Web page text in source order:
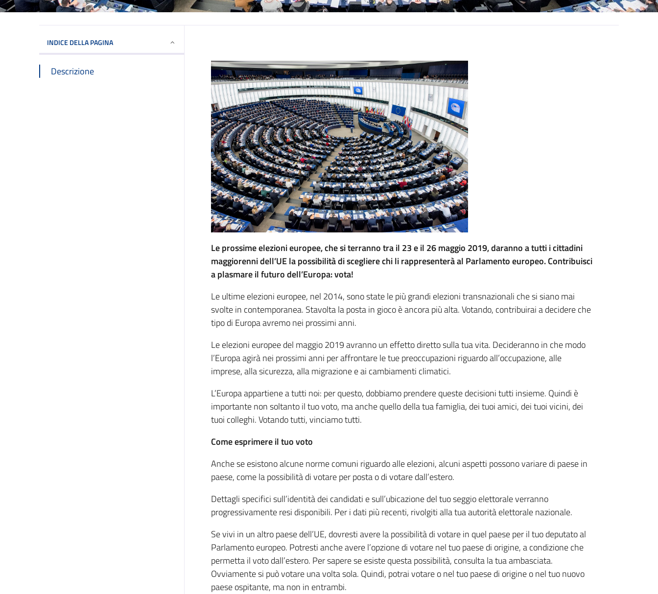
INDICE DELLA PAGINA
Descrizione
Le prossime elezioni europee, che si terranno tra il 23 e il 26 maggio 2019, daranno a tutti i cittadini
maggiorenni dell’UE la possibilità di scegliere chi li rappresenterà al Parlamento europeo. Contribuisci
a plasmare il futuro dell’Europa: vota!
Le ultime elezioni europee, nel 2014, sono state le più grandi elezioni transnazionali che si siano mai
svolte in contemporanea. Stavolta la posta in gioco è ancora più alta. Votando, contribuirai a decidere che
tipo di Europa avremo nei prossimi anni.
Le elezioni europee del maggio 2019 avranno un effetto diretto sulla tua vita. Decideranno in che modo
l’Europa agirà nei prossimi anni per affrontare le tue preoccupazioni riguardo all’occupazione, alle
imprese, alla sicurezza, alla migrazione e ai cambiamenti climatici.
L’Europa appartiene a tutti noi: per questo, dobbiamo prendere queste decisioni tutti insieme. Quindi è
importante non soltanto il tuo voto, ma anche quello della tua famiglia, dei tuoi amici, dei tuoi vicini, dei
tuoi colleghi. Votando tutti, vinciamo tutti.
Come esprimere il tuo voto
Anche se esistono alcune norme comuni riguardo alle elezioni, alcuni aspetti possono variare di paese in
paese, come la possibilità di votare per posta o di votare dall’estero.
Dettagli specifici sull’identità dei candidati e sull’ubicazione del tuo seggio elettorale verranno
progressivamente resi disponibili. Per i dati più recenti, rivolgiti alla tua autorità elettorale nazionale.
Se vivi in un altro paese dell’UE, dovresti avere la possibilità di votare in quel paese per il tuo deputato al
Parlamento europeo. Potresti anche avere l’opzione di votare nel tuo paese di origine, a condizione che
permetta il voto dall’estero. Per sapere se esiste questa possibilità, consulta la tua ambasciata.
Ovviamente si può votare una volta sola. Quindi, potrai votare o nel tuo paese di origine o nel tuo nuovo
paese ospitante, ma non in entrambi.